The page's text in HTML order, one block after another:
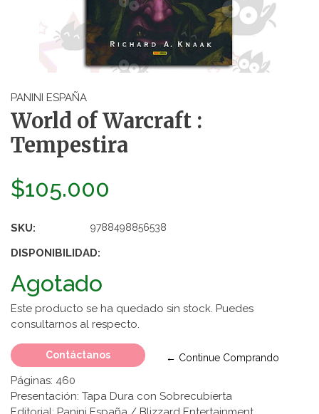
PANINI ESPAÑA
World of Warcraft :
Tempestira
$105.000
SKU: 9788498856538
DISPONIBILIDAD:
Agotado
Este producto se ha quedado sin stock. Puedes
consultarnos al respecto.
Contáctanos ← Continue Comprando
Páginas: 460
Presentación: Tapa Dura con Sobrecubierta